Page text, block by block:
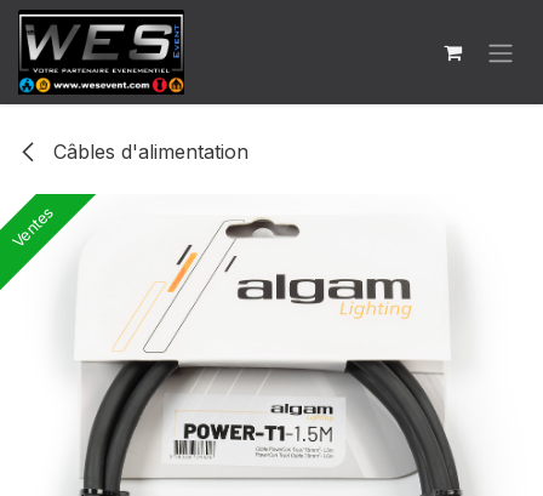
Se rendre au contenu
Câbles d'alimentation
Ventes